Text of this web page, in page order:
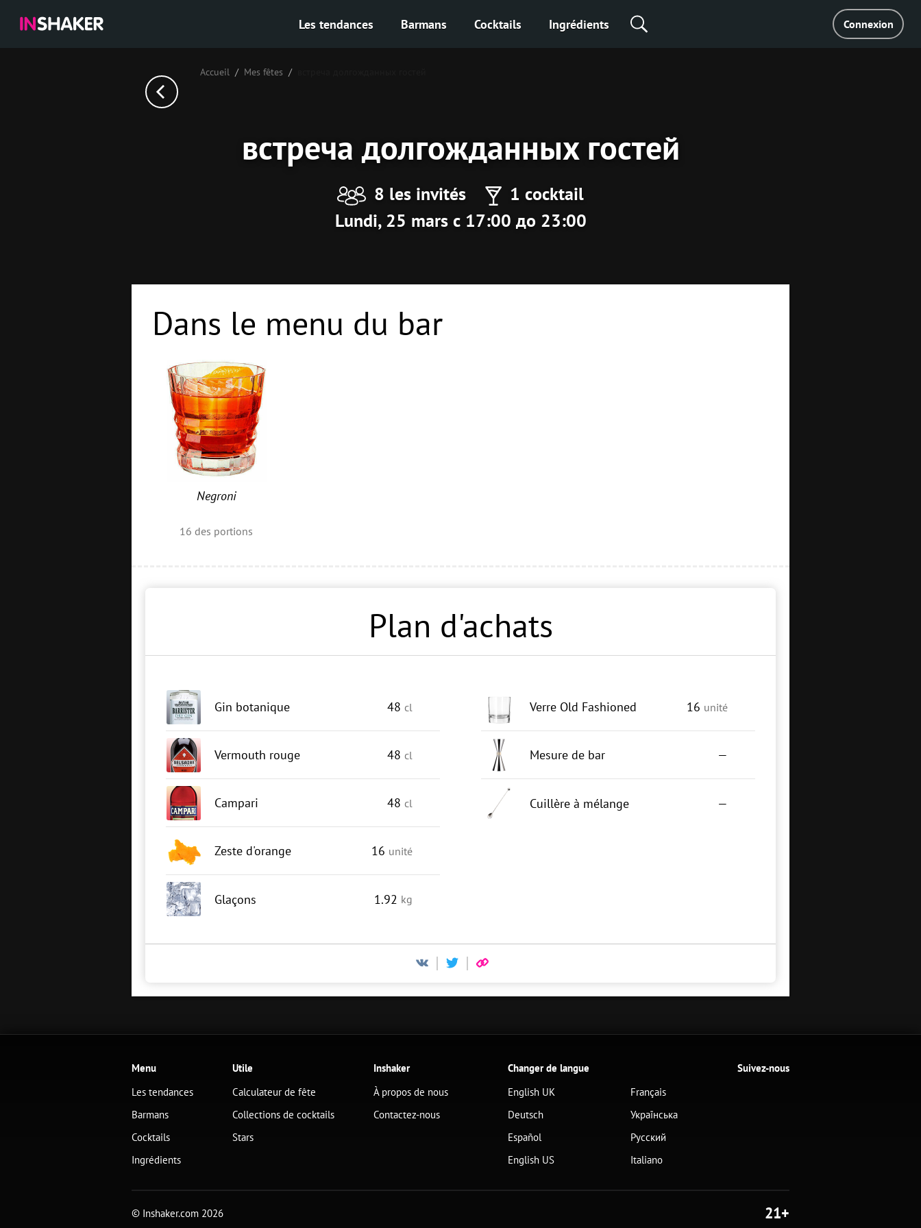
Les tendances Barmans Cocktails Ingrédients Connexion
Accueil Mes fêtes
встреча долгожданных гостей
8 les invités
1 cocktail
Lundi, 25 mars с 17:00 до 23:00
Dans le menu du bar
Negroni
16 des portions
Plan d'achats
Gin botanique 48 cl
Vermouth rouge 48 cl
Campari 48 cl
Zeste d'orange 16 unité
Glaçons 1.92 kg
Verre Old Fashioned 16 unité
Mesure de bar —
Cuillère à mélange —
Menu
Les tendances
Barmans
Cocktails
Ingrédients
Utile
Calculateur de fête
Collections de cocktails
Stars
Inshaker
À propos de nous
Contactez-nous
Changer de langue
English UK
Deutsch
Español
English US
Français
Українська
Русский
Italiano
Suivez-nous
© Inshaker.com 2026 21+